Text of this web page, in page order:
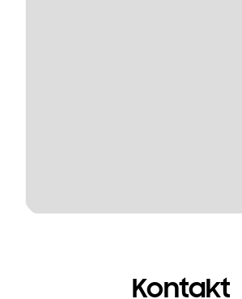
Kontakt